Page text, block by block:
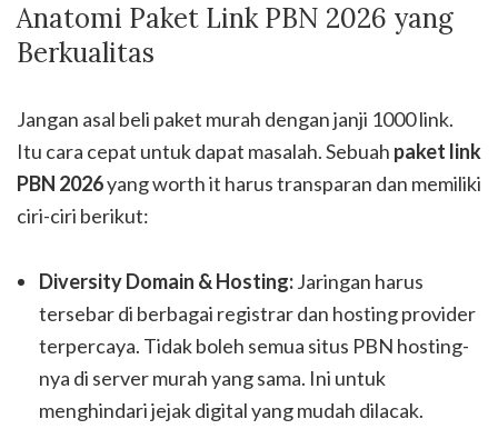
Anatomi Paket Link PBN 2026 yang
Berkualitas
Jangan asal beli paket murah dengan janji 1000 link.
Itu cara cepat untuk dapat masalah. Sebuah paket link
PBN 2026yang worth it harus transparan dan memiliki
ciri-ciri berikut:
Diversity Domain & Hosting:Jaringan harus
tersebar di berbagai registrar dan hosting provider
terpercaya. Tidak boleh semua situs PBN hosting-
nya di server murah yang sama. Ini untuk
menghindari jejak digital yang mudah dilacak.